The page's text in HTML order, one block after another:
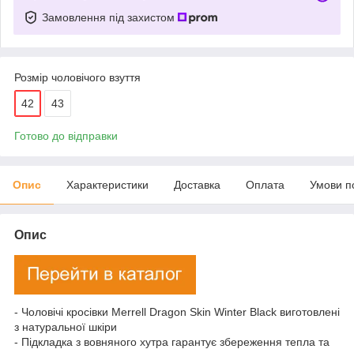
Замовлення під захистом
Розмір чоловічого взуття
42 43
Готово до відправки
Опис Характеристики Доставка Оплата Умови
Опис
- Чоловічі кросівки Merrell Dragon Skin Winter Black виготовлені
з натуральної шкіри
- Підкладка з вовняного хутра гарантує збереження тепла та